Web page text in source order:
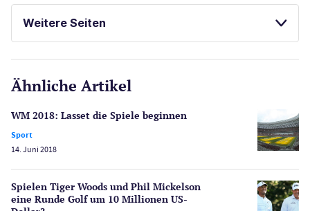
BONUS OHNE EINZAHLUNG POKER
Gesetzgebung
Poker
Schlagzeilen
Weitere Seiten
CasinoOnline.de
PayPal Casinos
Ähnliche Artikel
WM 2018: Lasset die Spiele beginnen
Sport
14. Juni 2018
Spielen Tiger Woods und Phil Mickelson
eine Runde Golf um 10 Millionen US-